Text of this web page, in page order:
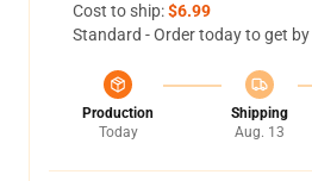
Cost to ship:$6.99
Standard - Order today to get by
Production
Today
Shipping
Aug. 13